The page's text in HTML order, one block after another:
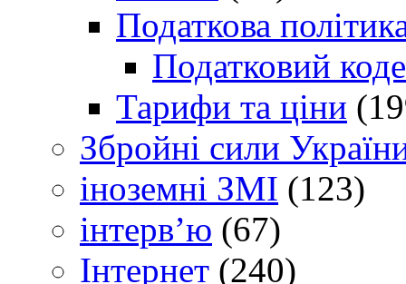
Податкова
Податковий
Тарифи та ціни
Збройні сили
іноземні ЗМІ (123)
інтерв’ю (67)
Інтернет (240)